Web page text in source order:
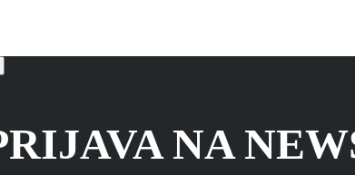
NA